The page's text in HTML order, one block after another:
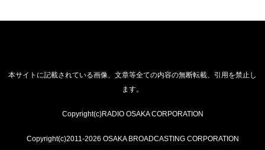
本サイトに記載されている画像、文章等全ての内容の無断転載、引用を禁止し
ます。
Copyright(c)RADIO OSAKA CORPORATION
Copyright(c)2011-2026 OSAKA BROADCASTING CORPORATION